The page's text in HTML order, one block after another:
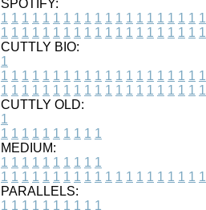
SPOTIFY:
1 1 1 1 1 1 1 1 1 1 1 1 1 1 1 1 1 1 1 1
1 1 1 1 1 1 1 1 1 1 1 1 1 1 1 1 1 1 1 1
CUTTLY BIO:
1
1 1 1 1 1 1 1 1 1 1 1 1 1 1 1 1 1 1 1 1
1 1 1 1 1 1 1 1 1 1 1 1 1 1 1 1 1 1 1 1
CUTTLY OLD:
1
1 1 1 1 1 1 1 1 1 1
MEDIUM:
1 1 1 1 1 1 1 1 1 1
1 1 1 1 1 1 1 1 1 1 1 1 1 1 1 1 1 1 1 1
PARALLELS:
1 1 1 1 1 1 1 1 1 1